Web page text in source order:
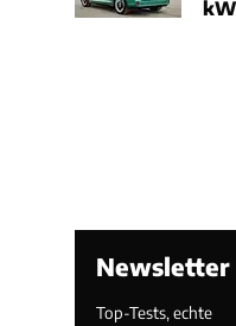
Newsletter
Top-Tests, echte